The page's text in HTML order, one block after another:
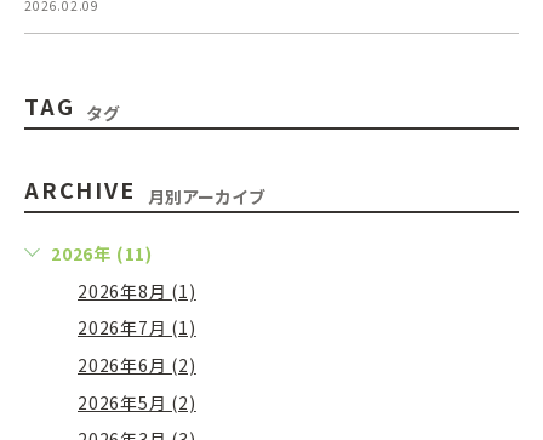
2026.02.09
TAG タグ
ARCHIVE 月別アーカイブ
2026年 (11)
2026年8月 (1)
2026年7月 (1)
2026年6月 (2)
2026年5月 (2)